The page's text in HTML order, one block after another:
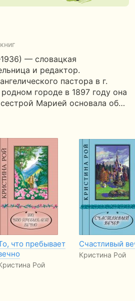
— словацкая
и редактор.
пастора в г.
городе в 1897 году она
Марией основала об…
что пребывает
Рой
Счастливый
Кристина Рой